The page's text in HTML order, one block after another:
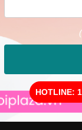
HOTLINE: